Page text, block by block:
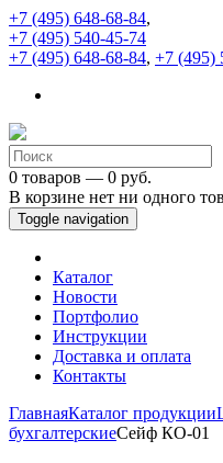
+7 (495) 648-68-84,
+7 (495) 540-45-74
+7 (495) 648-68-84, +7 (495)
0 товаров — 0 руб.
В корзине нет ни одного
Toggle navigation
Каталог
Новости
Портфолио
Инструкции
Доставка и оплата
Контакты
ГлавнаяКаталог продукции
бухгалтерскиеСейф КО-01